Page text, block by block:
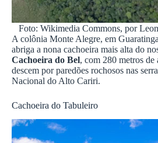
Foto: Wikimedia Commons, por
A colônia Monte Alegre, em
abriga a nona cachoeira mais alta do
Cachoeira do Bel, com 280 metros de
descem por paredões rochosos nas
Nacional do Alto Cariri.
Cachoeira do Tabuleiro